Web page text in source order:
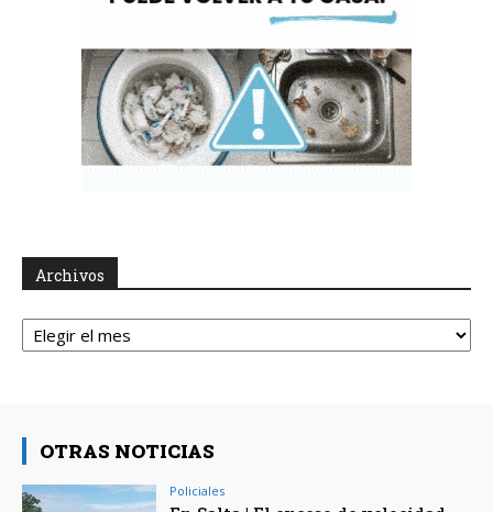
Archivos
Archivos
OTRAS NOTICIAS
Policiales